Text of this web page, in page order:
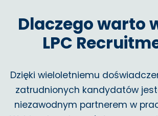
Dlaczego warto
LPC
Dzięki wieloletniemu
zatrudnionych kandydatów
niezawodnym partnerem w